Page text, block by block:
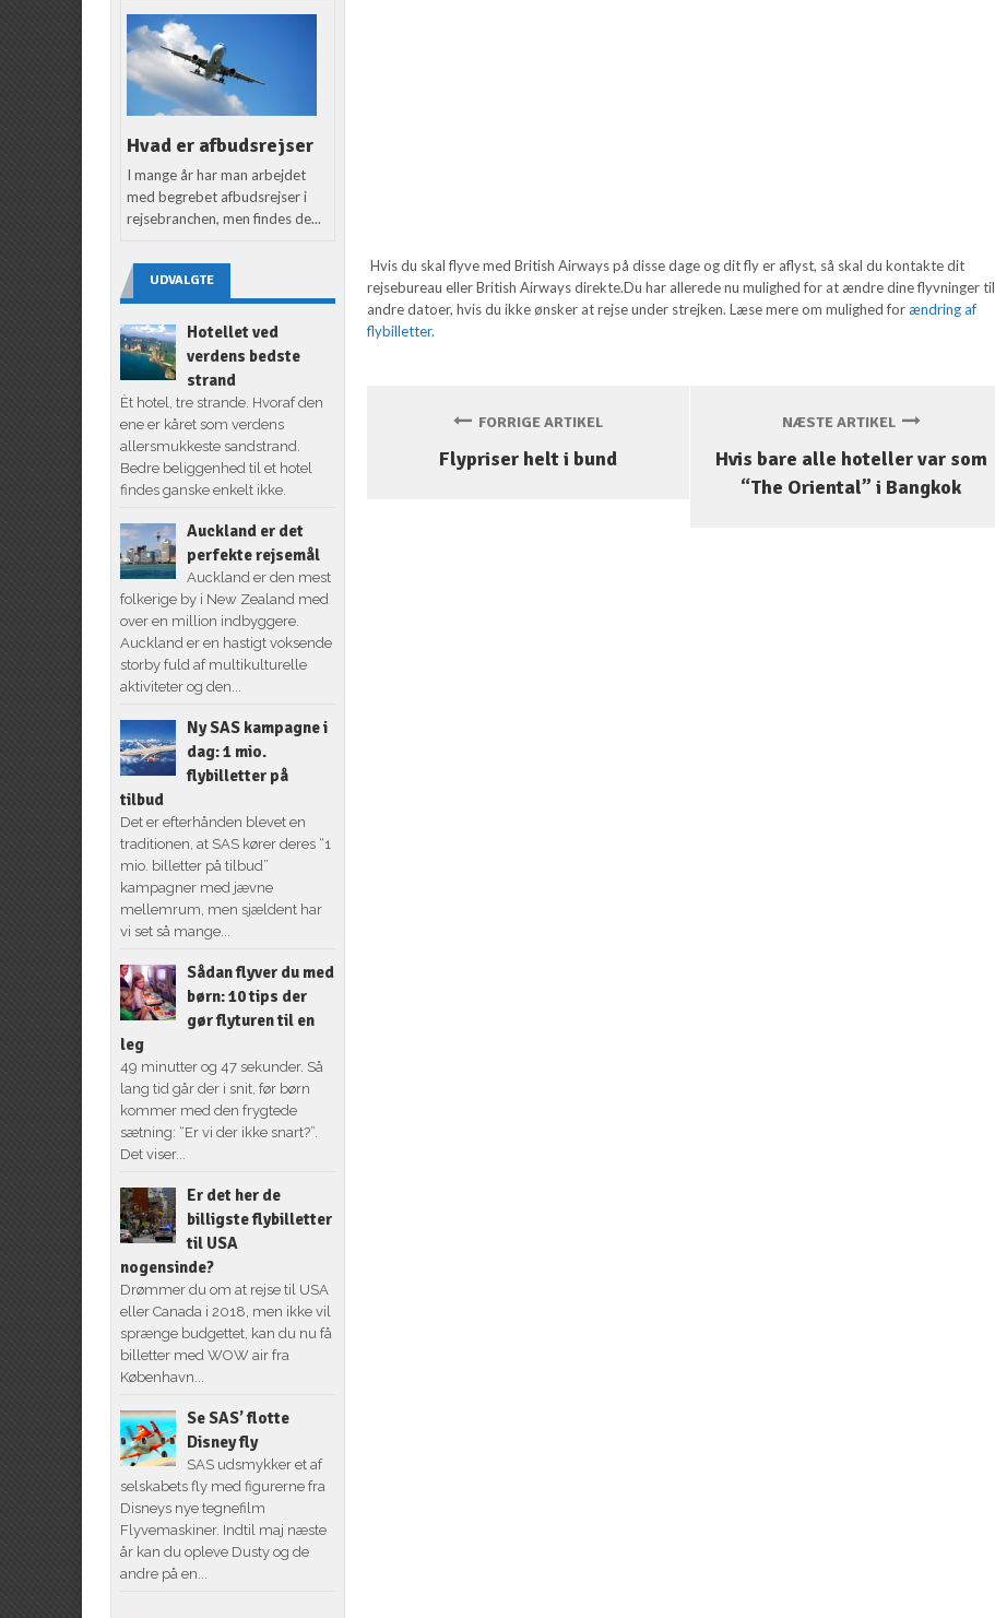
Hvis du skal flyve med British Airways på disse dage og dit fly er aflyst, så skal du kontakte dit
rejsebureau eller British Airways direkte.Du har allerede nu mulighed for at ændre dine flyvninger til
andre datoer, hvis du ikke ønsker at rejse under strejken. Læse mere om mulighed forændring af
flybilletter.
FORRIGE ARTIKEL
Flypriser helt i bund
NÆSTE ARTIKEL
Hvis bare alle hoteller var som
“The Oriental” i Bangkok
Hvad er afbudsrejser
I mange år har man arbejdet
med begrebet afbudsrejser i
rejsebranchen, men findes de...
UDVALGTE
Hotellet ved
verdens bedste
strand
Èt hotel, tre strande. Hvoraf den
ene er kåret som verdens
allersmukkeste sandstrand.
Bedre beliggenhed til et hotel
findes ganske enkelt ikke.
Auckland er det
perfekte rejsemål
Auckland er den mest
folkerige by i New Zealand med
over en million indbyggere.
Auckland er en hastigt voksende
storby fuld af multikulturelle
aktiviteter og den...
Ny SAS kampagne i
dag: 1 mio.
flybilletter på
tilbud
Det er efterhånden blevet en
traditionen, at SAS kører deres “1
mio. billetter på tilbud”
kampagner med jævne
mellemrum, men sjældent har
vi set så mange...
Sådan flyver du med
børn: 10 tips der
gør flyturen til en
leg
49 minutter og 47 sekunder. Så
lang tid går der i snit, før børn
kommer med den frygtede
sætning: “Er vi der ikke snart?”.
Det viser...
Er det her de
billigste flybilletter
til USA
nogensinde?
Drømmer du om at rejse til USA
eller Canada i 2018, men ikke vil
sprænge budgettet, kan du nu få
billetter med WOW air fra
København...
Se SAS’ flotte
Disney fly
SAS udsmykker et af
selskabets fly med figurerne fra
Disneys nye tegnefilm
Flyvemaskiner. Indtil maj næste
år kan du opleve Dusty og de
andre på en...